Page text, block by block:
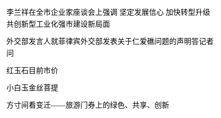
李兰祥在全市企业家座谈会上强调 坚定发展信心 加快转型升级
共创新型工业化强市建设新局面
外交部发言人就菲律宾外交部发表关于仁爱礁问题的声明答记者
问
红玉石目前市价
小白玉金丝菩提
方寸间看变迁——旅游门券上的绿色、共享、创新